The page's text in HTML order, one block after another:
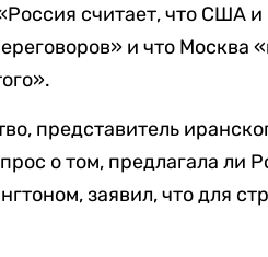
считает, что США
и что Москва
представитель
о том, предлагала ли
заявил, что для